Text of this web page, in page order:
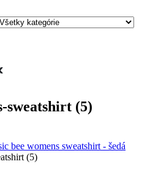
sweatshirt (5)
bee womens sweatshirt - šedá
(5)